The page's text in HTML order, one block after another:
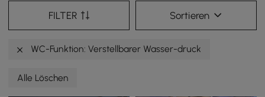
FILTER Sortieren
WC-Funktion: Verstellbarer Wasser-druck
Alle Löschen